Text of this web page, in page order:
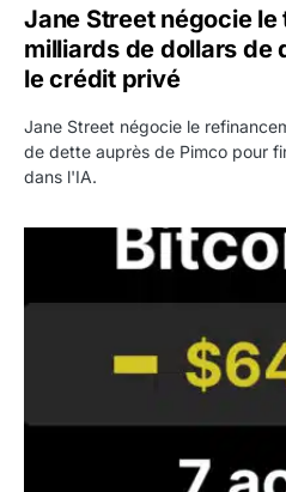
Jane Street négocie le
milliards de dollars de
le crédit privé
Jane Street négocie le
de dette auprès de Pimco pour
dans l'IA.
Bitcoin stagne à 64 000